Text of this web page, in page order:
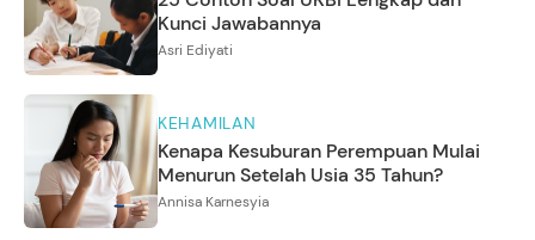
Kunci Jawabannya
Asri Ediyati
KEHAMILAN
Kenapa Kesuburan Perempuan Mulai
Menurun Setelah Usia 35 Tahun?
Annisa Karnesyia